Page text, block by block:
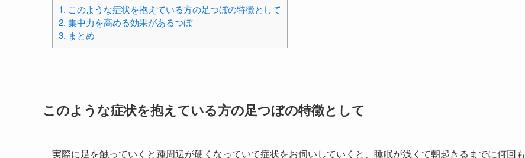
1. このような症状を抱えている方の足つぼの特徴として
2. 集中力を高める効果があるつぼ
3. まとめ
このような症状を抱えている方の足つぼの特徴として
実際に足を触っていくと踵周辺が硬くなっていて症状をお伺いしていくと、睡眠が浅くて朝起きるまでに何回も